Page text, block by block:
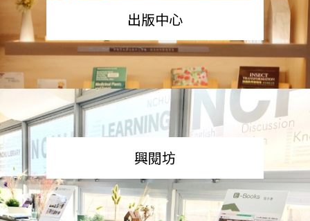
出版中心
興閱坊